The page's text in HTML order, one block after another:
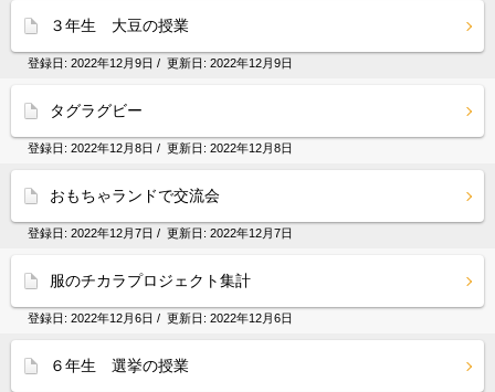
３年生 大豆の授業
登録日: 2022年12月9日 / 更新日: 2022年12月9日
タグラグビー
登録日: 2022年12月8日 / 更新日: 2022年12月8日
おもちゃランドで交流会
登録日: 2022年12月7日 / 更新日: 2022年12月7日
服のチカラプロジェクト集計
登録日: 2022年12月6日 / 更新日: 2022年12月6日
６年生 選挙の授業